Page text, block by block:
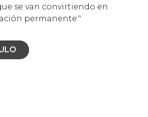
se van convirtiendo en
permanente."